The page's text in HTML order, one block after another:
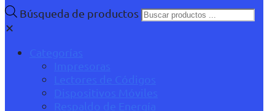
Búsqueda de productos
✕
Categorías
Impresoras
Lectores de Códigos
Dispositivos Móviles
Respaldo de Energía